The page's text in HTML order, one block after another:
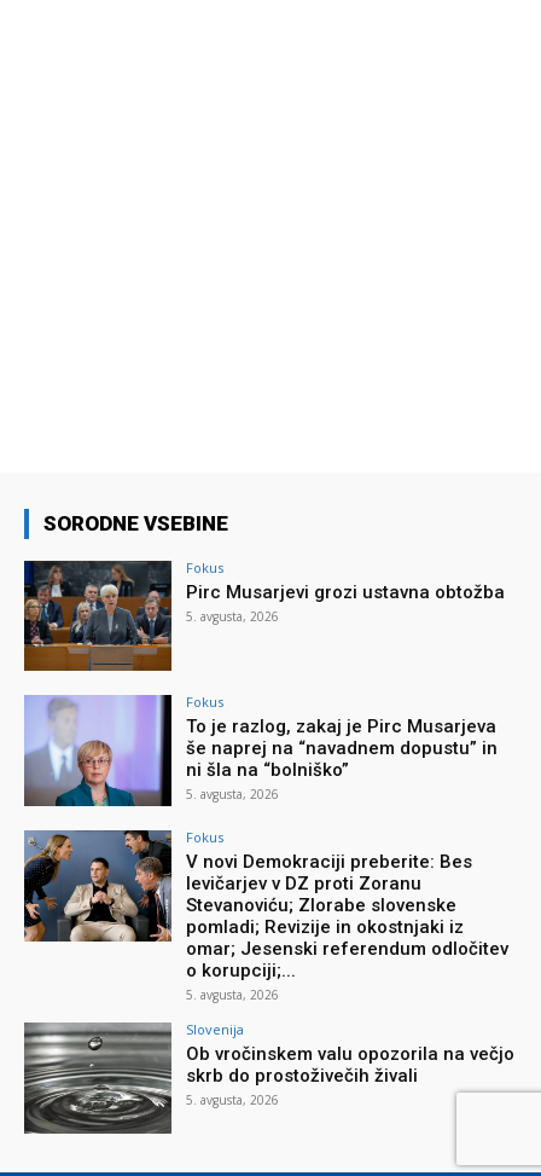
SORODNE VSEBINE
Fokus
Pirc Musarjevi grozi ustavna obtožba
5. avgusta, 2026
Fokus
To je razlog, zakaj je Pirc Musarjeva
še naprej na “navadnem dopustu” in
ni šla na “bolniško”
5. avgusta, 2026
Fokus
V novi Demokraciji preberite: Bes
levičarjev v DZ proti Zoranu
Stevanoviću; Zlorabe slovenske
pomladi; Revizije in okostnjaki iz
omar; Jesenski referendum odločitev
o korupciji;...
5. avgusta, 2026
Slovenija
Ob vročinskem valu opozorila na večjo
skrb do prostoživečih živali
5. avgusta, 2026